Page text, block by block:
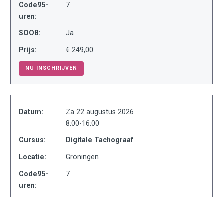
Code95-
uren:
7
SOOB: Ja
Prijs: € 249,00
NU INSCHRIJVEN
Datum:
Za 22 augustus 2026
8:00-16:00
Cursus: Digitale Tachograaf
Locatie: Groningen
Code95-
uren:
7